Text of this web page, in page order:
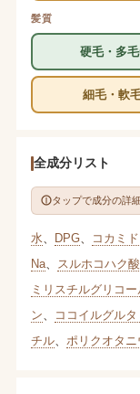
髪質
硬毛・多
細毛・軟
全成分リスト
タップで成分の詳
水 DPG、 コカミ
Na、 スルホコハク
ミリスチルグリコー
ン
ココイルグル
チル、 ポリクオタニ